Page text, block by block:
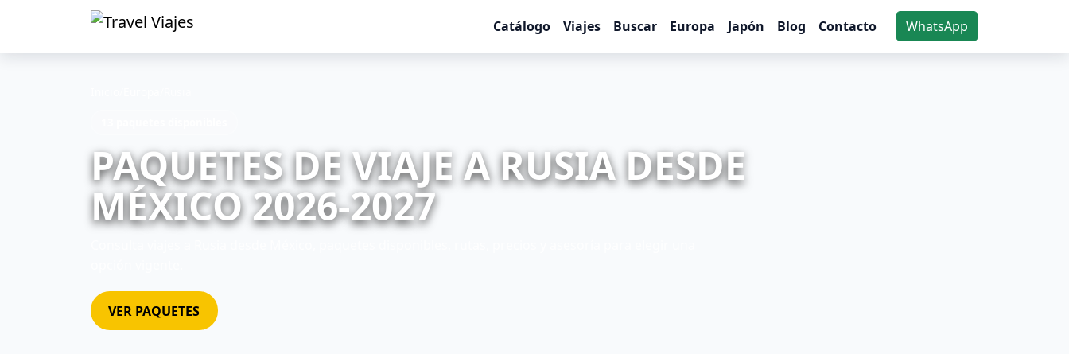
Catálogo Viajes Buscar Europa Japón Blog Contacto WhatsApp
PAQUETES DE VIAJE A RUSIA DESDE
MÉXICO 2026-2027
VER PAQUETES